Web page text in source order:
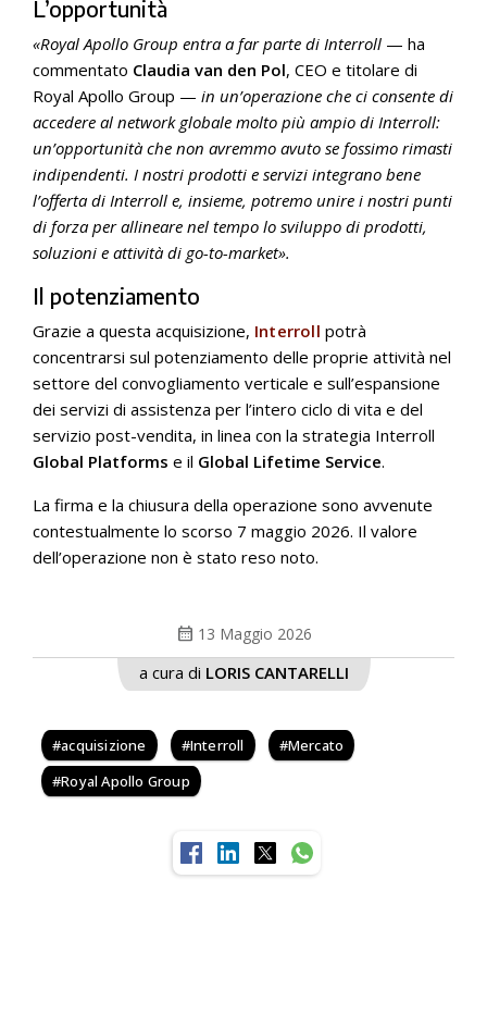
L’opportunità
«Royal Apollo Group entra a far parte di Interroll — ha
commentato Claudia van den Pol, CEO e titolare di
Royal Apollo Group — in un’operazione che ci consente di
accedere al network globale molto più ampio di Interroll:
un’opportunità che non avremmo avuto se fossimo rimasti
indipendenti. I nostri prodotti e servizi integrano bene
l’offerta di Interroll e, insieme, potremo unire i nostri punti
di forza per allineare nel tempo lo sviluppo di prodotti,
soluzioni e attività di go-to-market».
Il potenziamento
Grazie a questa acquisizione, Interroll potrà
concentrarsi sul potenziamento delle proprie attività nel
settore del convogliamento verticale e sull’espansione
dei servizi di assistenza per l’intero ciclo di vita e del
servizio post-vendita, in linea con la strategia Interroll
Global Platforms e il Global Lifetime Service.
La firma e la chiusura della operazione sono avvenute
contestualmente lo scorso 7 maggio 2026. Il valore
dell’operazione non è stato reso noto.
calendar_month 13 Maggio 2026
a cura di LORIS CANTARELLI
acquisizione Interroll
Mercato
Royal Apollo Group